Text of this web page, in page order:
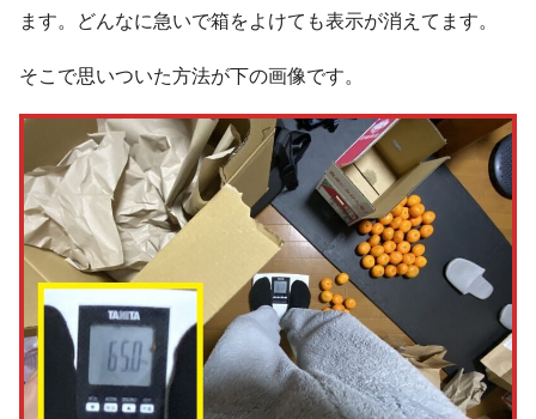
ます。どんなに急いで箱をよけても表示が消えてます。
そこで思いついた方法が下の画像です。